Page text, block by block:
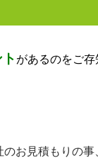
があるのをご存
お見積もりの事